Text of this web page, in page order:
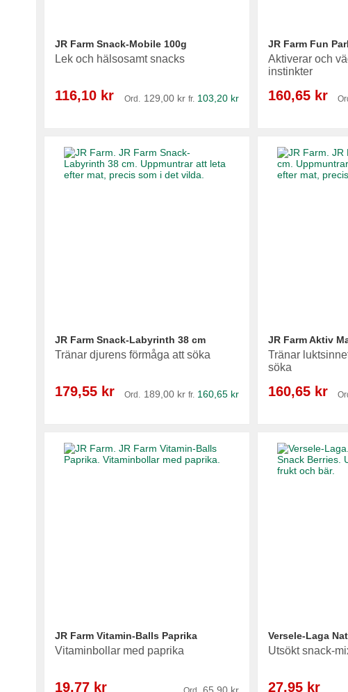
JR Farm Snack-Mobile 100g
Lek och hälsosamt snacks
Reapris
116,10 kr Ord. 129,00 kr fr. 103,20 kr
JR Farm Fun
Aktiverar och
instinkter
Reapris
160,65 kr
JR Farm Snack-Labyrinth 38 cm
Tränar djurens förmåga att söka
Reapris
179,55 kr Ord. 189,00 kr fr. 160,65 kr
JR Farm Aktiv
Tränar
söka
Reapris
160,65 kr
JR Farm Vitamin-Balls Paprika
Vitaminbollar med paprika
Reapris
19,77 kr 65,90 kr
Versele-Laga
Utsökt snack-
Reapris
27,95 kr